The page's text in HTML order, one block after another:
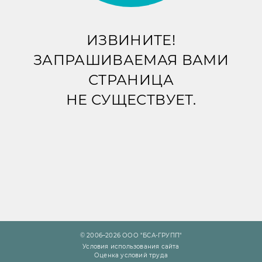
ИЗВИНИТЕ!
ЗАПРАШИВАЕМАЯ ВАМИ
СТРАНИЦА
НЕ СУЩЕСТВУЕТ.
© 2006–2026 ООО "БСА-ГРУПП"
Условия использования сайта
Оценка условий труда